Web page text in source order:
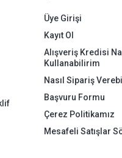
Üye Girişi
Kayıt Ol
Alışveriş Kredisi
Kullanabilirim
Nasıl Sipariş
Başvuru Formu
Çerez Politikamız
Mesafeli Satışlar